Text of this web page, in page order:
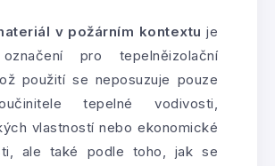
v požárním kontextu je
pro tepelněizolační
použití se neposuzuje pouze
tepelné vodivosti,
vlastností nebo ekonomické
ale také podle toho, jak se